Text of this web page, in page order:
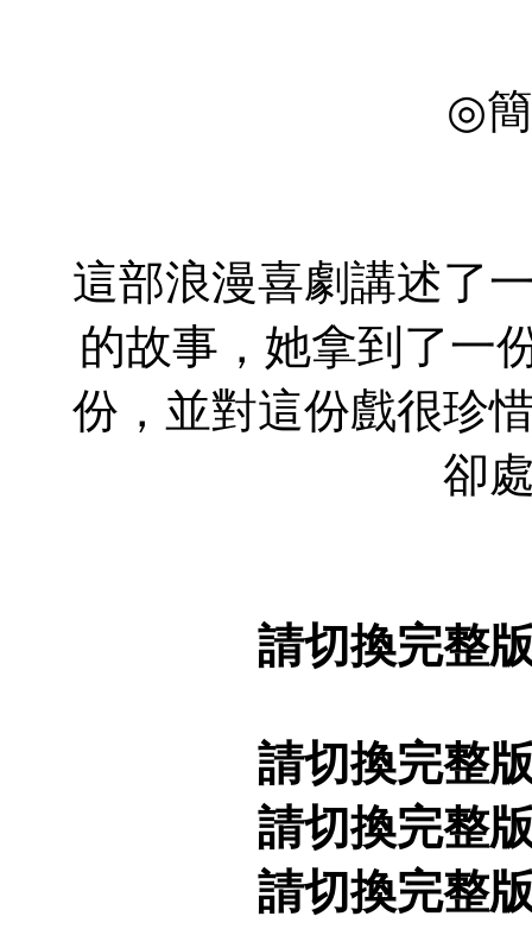
◎
這部浪漫喜劇講述了
的故事，她拿到了一
份，並對這份戲很珍
卻
請切換完整
請切換完整
請切換完整
請切換完整